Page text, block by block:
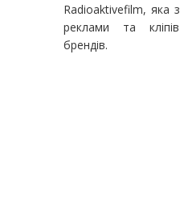
Radioaktivefilm, яка
реклами та
брендів.